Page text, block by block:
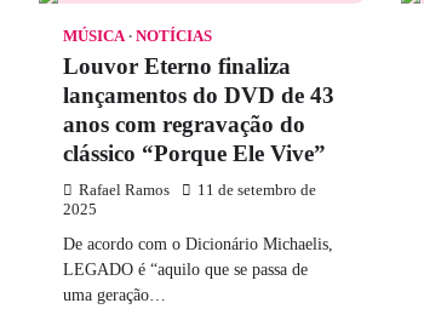
MÚSICA NOTÍCIAS
Louvor Eterno finaliza
lançamentos do DVD de 43
anos com regravação do
clássico “Porque Ele Vive”
Rafael Ramos
11 de setembro de
2025
De acordo com o Dicionário Michaelis,
LEGADO é “aquilo que se passa de
uma geração…